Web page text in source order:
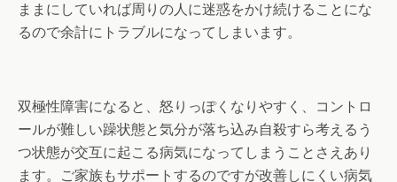
ままにしていれば周りの人に迷惑をかけ続けることにな
るので余計にトラブルになってしまいます。
双極性障害になると、怒りっぽくなりやすく、コントロ
ールが難しい躁状態と気分が落ち込み自殺すら考えるう
つ状態が交互に起こる病気になってしまうことさえあり
ます。ご家族もサポートするのですが改善しにくい病気